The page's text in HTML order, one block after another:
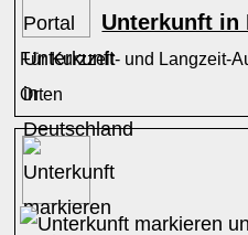
Unterkunft in
Für Kurzzeit- und Langzeit-
Orten